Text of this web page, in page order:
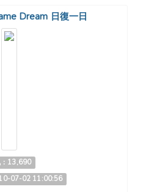
Dream 日復一日
：13,690
07-02 11:00:56